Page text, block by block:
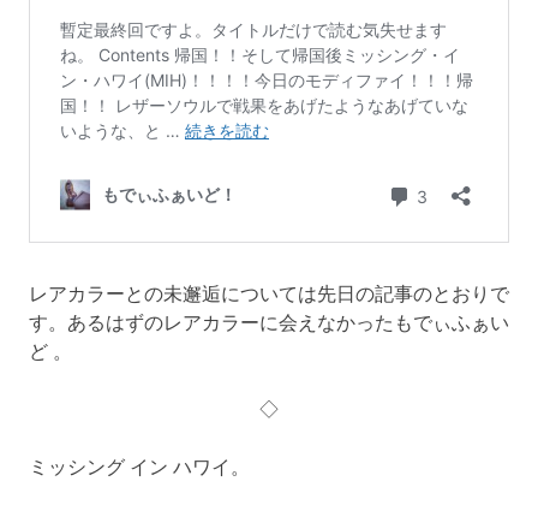
レアカラーとの未邂逅については先日の記事のとおりで
す。あるはずのレアカラーに会えなかったもでぃふぁい
ど 。
◇
ミッシング イン ハワイ。